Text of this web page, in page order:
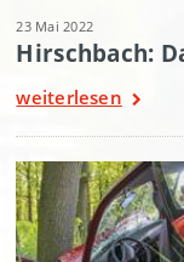
23 Mai 2022
Hirschbach:
weiterlesen